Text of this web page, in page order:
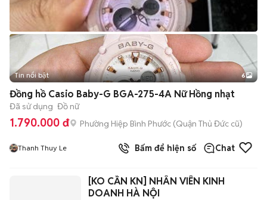
+2
Tin nổi bật 6
Đồng hồ Casio Baby-G BGA-275-4A Nữ Hồng nhạt
Đã sử dụng Đồ nữ
1.790.000 đ Phường Hiệp Bình Phước (Quận Thủ Đức cũ)
Thanh Thuy Le Bấm để hiện số Chat
[KO CẦN KN] NHÂN VIÊN KINH
DOANH HÀ NỘI